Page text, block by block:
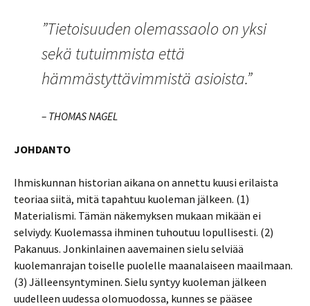
”Tietoisuuden olemassaolo on yksi
sekä tutuimmista että
hämmästyttävimmistä asioista.”
– THOMAS NAGEL
JOHDANTO
Ihmiskunnan historian aikana on annettu kuusi erilaista
teoriaa siitä, mitä tapahtuu kuoleman jälkeen. (1)
Materialismi. Tämän näkemyksen mukaan mikään ei
selviydy. Kuolemassa ihminen tuhoutuu lopullisesti. (2)
Pakanuus. Jonkinlainen aavemainen sielu selviää
kuolemanrajan toiselle puolelle maanalaiseen maailmaan.
(3) Jälleensyntyminen. Sielu syntyy kuoleman jälkeen
uudelleen uudessa olomuodossa, kunnes se pääsee